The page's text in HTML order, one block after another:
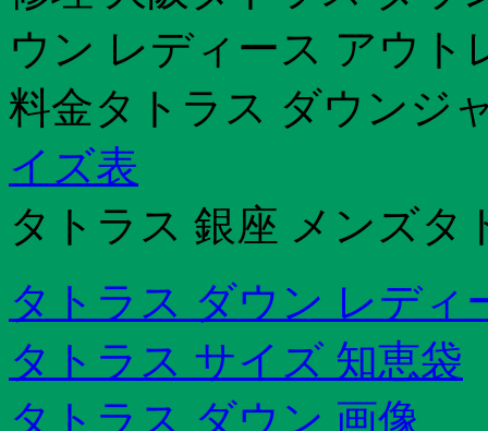
ウン レディース アウ
料金タトラス ダウンジ
イズ表
タトラス 銀座 メンズタ
タトラス ダウン レディ
タトラス サイズ 知恵袋
タトラス ダウン 画像